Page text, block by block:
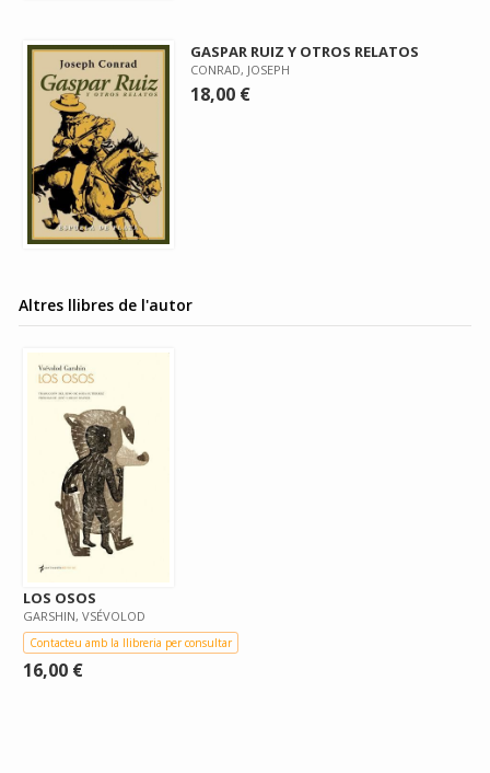
GASPAR RUIZ Y OTROS RELATOS
CONRAD, JOSEPH
18,00 €
Altres llibres de l'autor
LOS OSOS
GARSHIN, VSÉVOLOD
Contacteu amb la llibreria per consultar
16,00 €